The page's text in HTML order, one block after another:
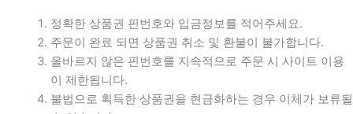
정확한 상품권 핀번호와 입금정보를 적어주세요.
주문이 완료 되면 상품권 취소 및 환불이 불가합니다.
올바르지 않은 핀번호를 지속적으로 주문 시 사이트 이용
이 제한됩니다.
불법으로 획득한 상품권을 현금화하는 경우 이체가 보류될